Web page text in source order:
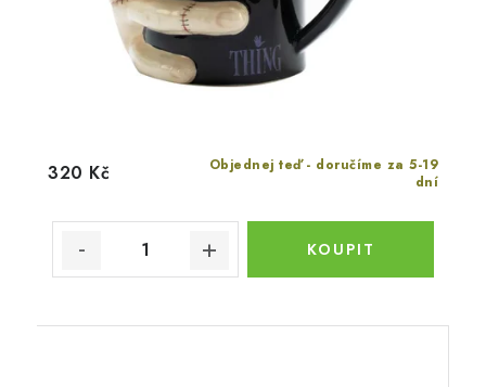
Objednej teď - doručíme za 5-19
dní
320 Kč